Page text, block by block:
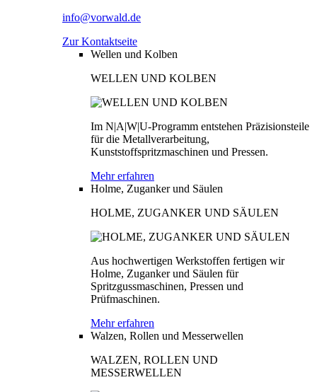
info@vorwald.de
Zur Kontaktseite
Wellen und Kolben
WELLEN UND KOLBEN
Im N|A|W|U-Programm entstehen Präzisionsteile
für die Metallverarbeitung,
Kunststoffspritzmaschinen und Pressen.
Mehr erfahren
Holme, Zuganker und Säulen
HOLME, ZUGANKER UND SÄULEN
Aus hochwertigen Werkstoffen fertigen wir
Holme, Zuganker und Säulen für
Spritzgussmaschinen, Pressen und
Prüfmaschinen.
Mehr erfahren
Walzen, Rollen und Messerwellen
WALZEN, ROLLEN UND
MESSERWELLEN